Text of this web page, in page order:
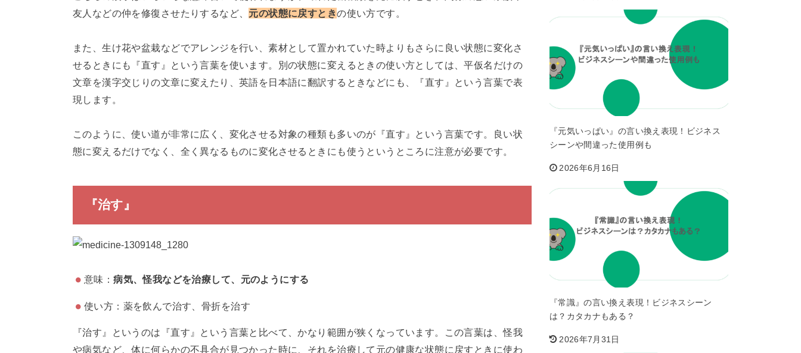
友人などの仲を修復させたりするなど、 元の状態に戻すときの使い方です。
また、生け花や盆栽などでアレンジを行い、素材として置かれていた時よりもさらに良い状態に変化さ
せるときにも『直す』という言葉を使います。別の状態に変えるときの使い方としては、平仮名だけの
文章を漢字交じりの文章に変えたり、英語を日本語に翻訳するときなどにも、『直す』という言葉で表
現します。
このように、使い道が非常に広く、変化させる対象の種類も多いのが『直す』という言葉です。良い状
態に変えるだけでなく、全く異なるものに変化させるときにも使うというところに注意が必要です。
『治す』
意味：病気、怪我などを治療して、元のようにする
使い方：薬を飲んで治す、骨折を治す
『治す』というのは『直す』という言葉と比べて、かなり範囲が狭くなっています。この言葉は、怪我
や病気など、体に何らかの不具合が見つかった時に、それを治療して元の健康な状態に戻すときに使わ
『元気いっぱい』の言い換え表現！ビジネス
シーンや間違った使用例も
2026年6月16日
『常識』の言い換え表現！ビジネスシーン
は？カタカナもある？
2026年7月31日